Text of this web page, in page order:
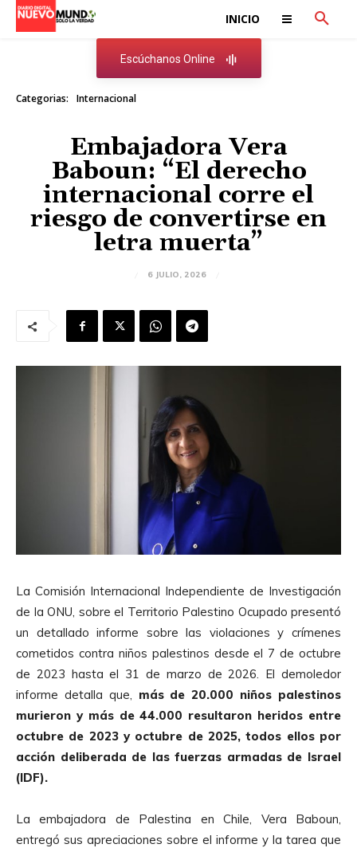
INICIO
Escúchanos Online
Categorias: Internacional
Embajadora Vera
Baboun: “El derecho
internacional corre el
riesgo de convertirse en
letra muerta”
6 JULIO, 2026
La Comisión Internacional Independiente de Investigación
de la ONU, sobre el Territorio Palestino Ocupado presentó
un detallado informe sobre las violaciones y crímenes
cometidos contra niños palestinos desde el 7 de octubre
de 2023 hasta el 31 de marzo de 2026. El demoledor
informe detalla que, más de 20.000 niños palestinos
murieron y más de 44.000 resultaron heridos entre
octubre de 2023 y octubre de 2025, todos ellos por
acción deliberada de las fuerzas armadas de Israel
(IDF).
La embajadora de Palestina en Chile, Vera Baboun,
entregó sus apreciaciones sobre el informe y la tarea que